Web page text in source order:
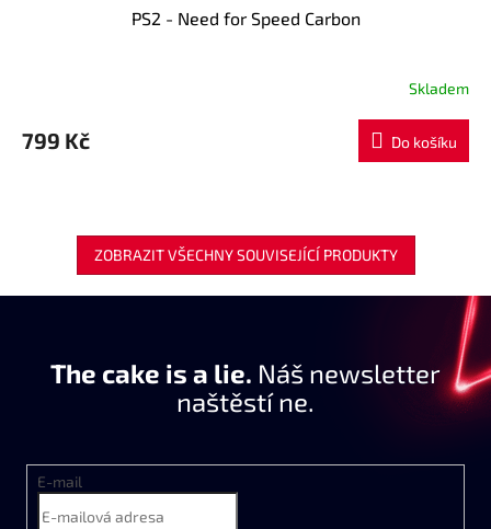
PS2 - Need for Speed Carbon
Skladem
799 Kč Do košíku
ZOBRAZIT VŠECHNY SOUVISEJÍCÍ PRODUKTY
The cake is a lie. Náš newsletter
naštěstí ne.
E-mail